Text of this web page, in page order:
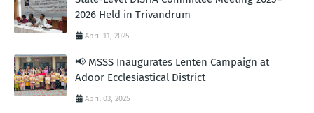
2026 Held in Trivandrum
April 11, 2025
📢 MSSS Inaugurates Lenten Campaign at
Adoor Ecclesiastical District
April 03, 2025